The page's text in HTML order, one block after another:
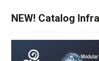
NEW! Catalog